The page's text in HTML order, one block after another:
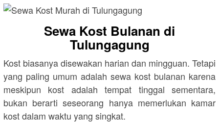
Sewa Kost Bulanan di
Tulungagung
Kost biasanya disewakan harian dan mingguan. Tetapi
yang paling umum adalah sewa kost bulanan karena
meskipun kost adalah tempat tinggal sementara,
bukan berarti seseorang hanya memerlukan kamar
kost dalam waktu yang singkat.